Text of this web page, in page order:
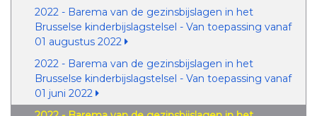
2022 - Barema van de gezinsbijslagen in het
Brusselse kinderbijslagstelsel - Van toepassing vanaf
01 augustus 2022
2022 - Barema van de gezinsbijslagen in het
Brusselse kinderbijslagstelsel - Van toepassing vanaf
01 juni 2022